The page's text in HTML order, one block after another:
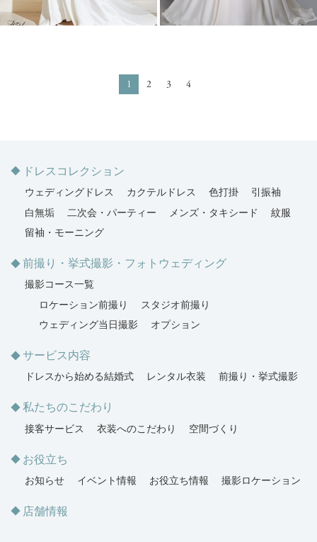
1 2 3 4
ドレスコレクション
ウェディングドレス カクテルドレス 色打掛
引振袖
白無垢
二次会・パーティー メンズ・タキシード
紋服
留袖・モーニング
前撮り・挙式撮影・フォトウェディング
撮影コース一覧
ロケーション前撮り
スタジオ前撮り
ウェディング当日撮影
オプション
サービス内容
ドレスから始める結婚式 レンタル衣装 前撮り・挙式撮影
私たちのこだわり
接客サービス 衣装へのこだわり 空間づくり
お役立ち
お知らせ イベント情報 お役立ち情報 撮影ロケーション
店舗情報